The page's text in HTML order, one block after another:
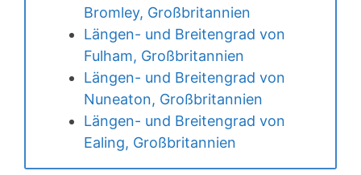
Bromley, Großbritannien
Längen- und Breitengrad von
Fulham, Großbritannien
Längen- und Breitengrad von
Nuneaton, Großbritannien
Längen- und Breitengrad von
Ealing, Großbritannien